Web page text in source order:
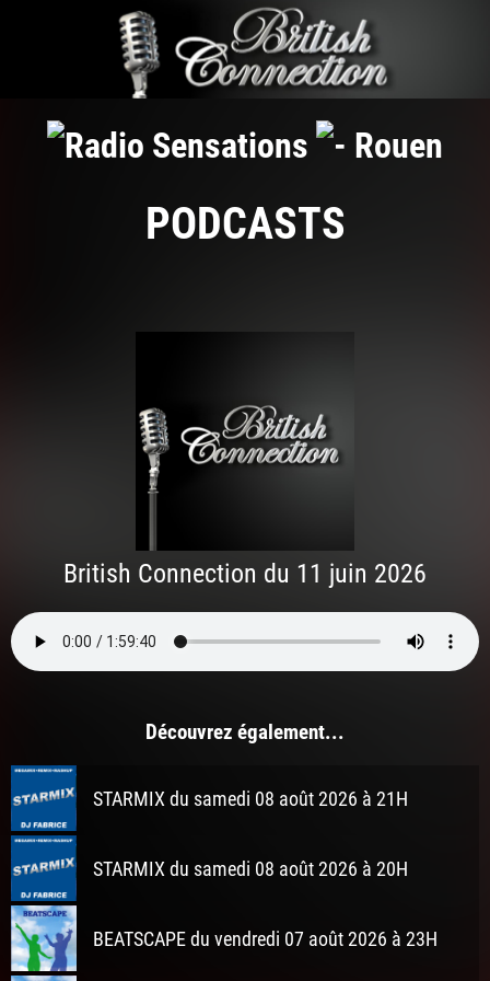
PODCASTS
British Connection du 11 juin 2026
Découvrez également...
STARMIX du samedi 08 août 2026 à 21H
STARMIX du samedi 08 août 2026 à 20H
BEATSCAPE du vendredi 07 août 2026 à 23H